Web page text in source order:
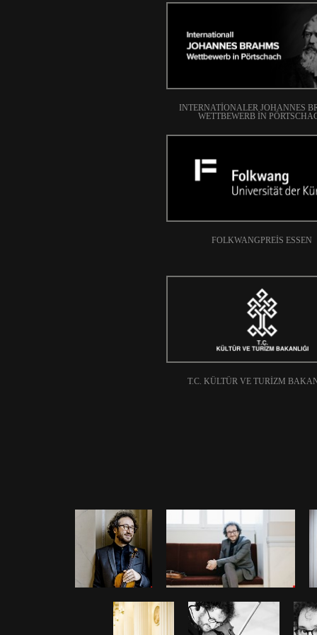
INTERNATIONALER JOHANNES
WETTBEWERB IN
FOLKWANGPREIS ESSEN
T.C. KÜLTÜR VE TURIZM